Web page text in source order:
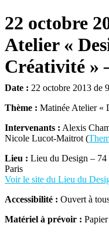
22 octobre
Atelier «
Créativité »
Date : 22 octobre 2013 de
Thème : Matinée Atelier «
Intervenants : Alexis
Nicole Lucot-Maitrot (
Lieu : Lieu du Design – 74
Paris
Voir le site du Lieu du
Accessibilité : Ouvert à
Matériel à prévoir :